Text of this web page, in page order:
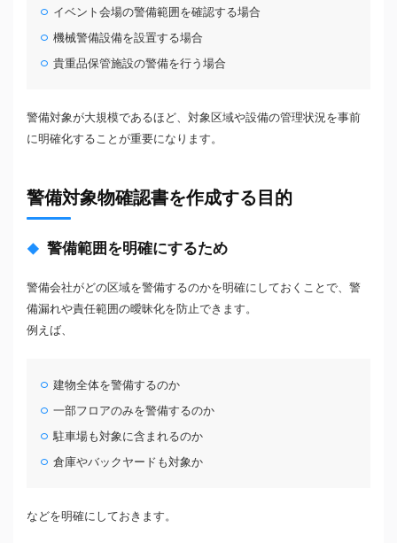
イベント会場の警備範囲を確認する場合
機械警備設備を設置する場合
貴重品保管施設の警備を行う場合
警備対象が大規模であるほど、対象区域や設備の管理状況を事前
に明確化することが重要になります。
警備対象物確認書を作成する目的
警備範囲を明確にするため
警備会社がどの区域を警備するのかを明確にしておくことで、警
備漏れや責任範囲の曖昧化を防止できます。
例えば、
建物全体を警備するのか
一部フロアのみを警備するのか
駐車場も対象に含まれるのか
倉庫やバックヤードも対象か
などを明確にしておきます。